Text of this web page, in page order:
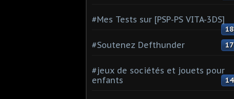
#Mes Tests sur [PSP-PS VITA-3DS]
18
#Soutenez Defthunder 17
#jeux de sociétés et jouets pour
enfants
14